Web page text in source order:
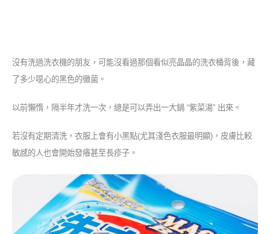
沒有洗過洗衣機的朋友，可能沒看過那個看似亮晶晶的洗衣桶背後，藏
了多少噁心的黑色的黴菌。
以前懶惰，隔半年才洗一次，總是可以弄出一大鍋 “紫菜湯” 出來。
若沒有定期清洗，衣服上會有小黑點(尤其淺色衣服最明顯)，皮膚比較
敏感的人也會開始發癢甚至長疹子。